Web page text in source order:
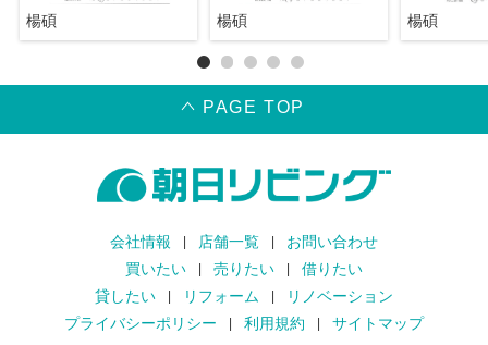
楊碩 楊碩 楊碩
PAGE TOP
会社情報 店舗一覧
お問い合わせ
買いたい
売りたい
借りたい
貸したい
リフォーム
リノベーション
プライバシーポリシー
利用規約 サイトマップ